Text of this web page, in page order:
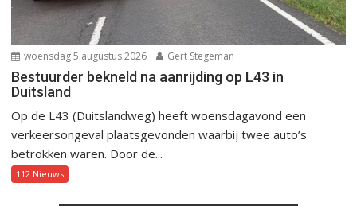
woensdag 5 augustus 2026 Gert Stegeman
Bestuurder bekneld na aanrijding op L43 in
Duitsland
Op de L43 (Duitslandweg) heeft woensdagavond een
verkeersongeval plaatsgevonden waarbij twee auto’s
betrokken waren. Door de...
112 Nieuws